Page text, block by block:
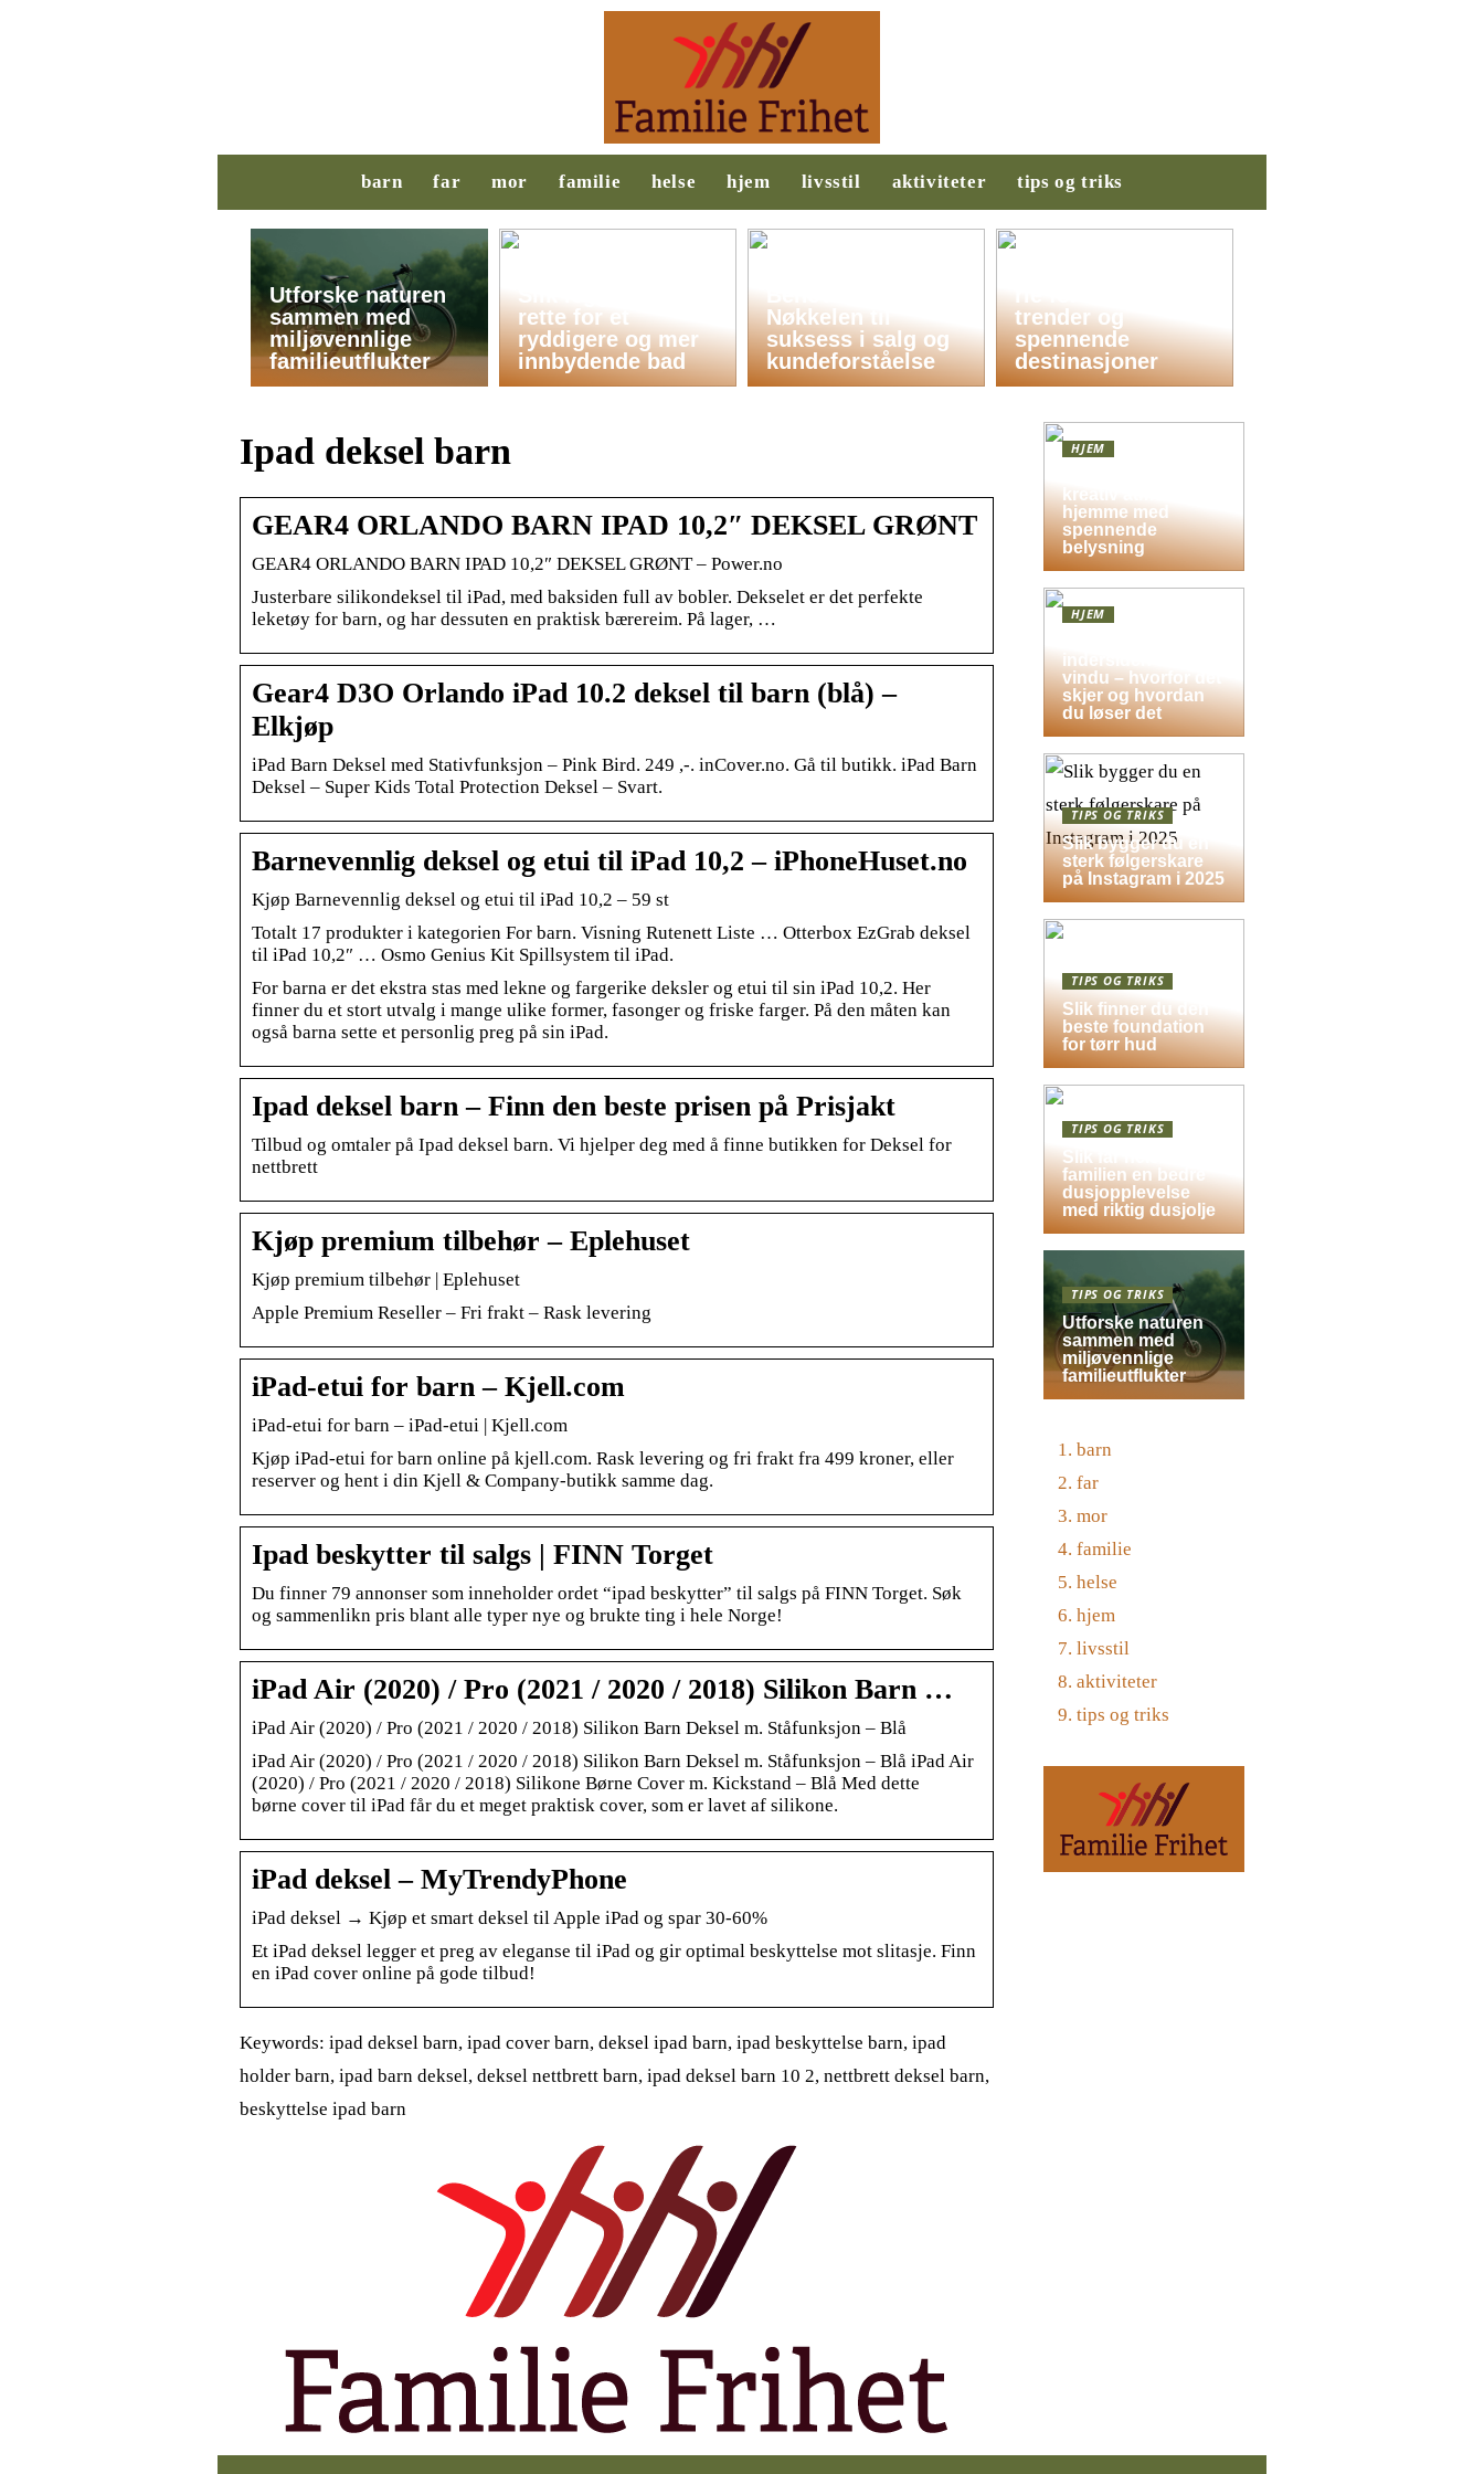
barn far mor familie helse hjem livsstil aktiviteter tips og triks
Utforske naturen
sammen med
miljøvennlige
familieutflukter
Slik legger du til
rette for et
ryddigere og mer
innbydende bad
Behovsanalyse:
Nøkkelen til
suksess i salg og
kundeforståelse
Planlegg din
rie for 2025: Nye
trender og
spennende
destinasjoner
Ipad deksel barn
GEAR4 ORLANDO BARN IPAD 10,2″ DEKSEL GRØNT
GEAR4 ORLANDO BARN IPAD 10,2″ DEKSEL GRØNT – Power.no
Justerbare silikondeksel til iPad, med baksiden full av bobler. Dekselet er det perfekte
leketøy for barn, og har dessuten en praktisk bærereim. På lager, …
Gear4 D3O Orlando iPad 10.2 deksel til barn (blå) –
Elkjøp
iPad Barn Deksel med Stativfunksjon – Pink Bird. 249 ,-. inCover.no. Gå til butikk. iPad Barn
Deksel – Super Kids Total Protection Deksel – Svart.
Barnevennlig deksel og etui til iPad 10,2 – iPhoneHuset.no
Kjøp Barnevennlig deksel og etui til iPad 10,2 – 59 st
Totalt 17 produkter i kategorien For barn. Visning Rutenett Liste … Otterbox EzGrab deksel
til iPad 10,2″ … Osmo Genius Kit Spillsystem til iPad.
For barna er det ekstra stas med lekne og fargerike deksler og etui til sin iPad 10,2. Her
finner du et stort utvalg i mange ulike former, fasonger og friske farger. På den måten kan
også barna sette et personlig preg på sin iPad.
Ipad deksel barn – Finn den beste prisen på Prisjakt
Tilbud og omtaler på Ipad deksel barn. Vi hjelper deg med å finne butikken for Deksel for
nettbrett
Kjøp premium tilbehør – Eplehuset
Kjøp premium tilbehør | Eplehuset
Apple Premium Reseller – Fri frakt – Rask levering
iPad-etui for barn – Kjell.com
iPad-etui for barn – iPad-etui | Kjell.com
Kjøp iPad-etui for barn online på kjell.com. Rask levering og fri frakt fra 499 kroner, eller
reserver og hent i din Kjell & Company-butikk samme dag.
Ipad beskytter til salgs | FINN Torget
Du finner 79 annonser som inneholder ordet “ipad beskytter” til salgs på FINN Torget. Søk
og sammenlikn pris blant alle typer nye og brukte ting i hele Norge!
iPad Air (2020) / Pro (2021 / 2020 / 2018) Silikon Barn …
iPad Air (2020) / Pro (2021 / 2020 / 2018) Silikon Barn Deksel m. Ståfunksjon – Blå
iPad Air (2020) / Pro (2021 / 2020 / 2018) Silikon Barn Deksel m. Ståfunksjon – Blå iPad Air
(2020) / Pro (2021 / 2020 / 2018) Silikone Børne Cover m. Kickstand – Blå Med dette
børne cover til iPad får du et meget praktisk cover, som er lavet af silikone.
iPad deksel – MyTrendyPhone
iPad deksel → Kjøp et smart deksel til Apple iPad og spar 30-60%
Et iPad deksel legger et preg av eleganse til iPad og gir optimal beskyttelse mot slitasje. Finn
en iPad cover online på gode tilbud!
Keywords: ipad deksel barn, ipad cover barn, deksel ipad barn, ipad beskyttelse barn, ipad
holder barn, ipad barn deksel, deksel nettbrett barn, ipad deksel barn 10 2, nettbrett deksel barn,
beskyttelse ipad barn
HJEM
kreativ atmosfære
hjemme med
spennende
belysning
HJEM
indersiden av
vindu – hvorfor det
skjer og hvordan
du løser det
TIPS OG TRIKS
Slik bygger du en
sterk følgerskare
på Instagram i 2025
TIPS OG TRIKS
Slik finner du den
beste foundation
for tørr hud
TIPS OG TRIKS
Slik får hele
familien en bedre
dusjopplevelse
med riktig dusjolje
TIPS OG TRIKS
Utforske naturen
sammen med
miljøvennlige
familieutflukter
barn
far
mor
familie
helse
hjem
livsstil
aktiviteter
tips og triks